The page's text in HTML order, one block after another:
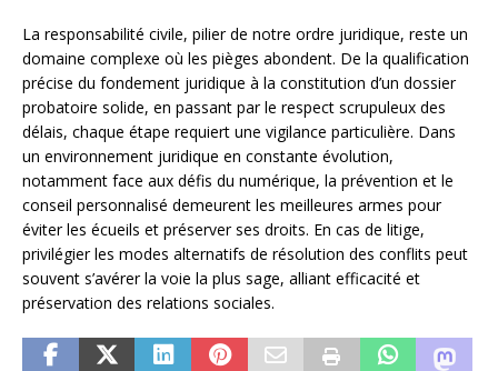
La responsabilité civile, pilier de notre ordre juridique, reste un
domaine complexe où les pièges abondent. De la qualification
précise du fondement juridique à la constitution d’un dossier
probatoire solide, en passant par le respect scrupuleux des
délais, chaque étape requiert une vigilance particulière. Dans
un environnement juridique en constante évolution,
notamment face aux défis du numérique, la prévention et le
conseil personnalisé demeurent les meilleures armes pour
éviter les écueils et préserver ses droits. En cas de litige,
privilégier les modes alternatifs de résolution des conflits peut
souvent s’avérer la voie la plus sage, alliant efficacité et
préservation des relations sociales.